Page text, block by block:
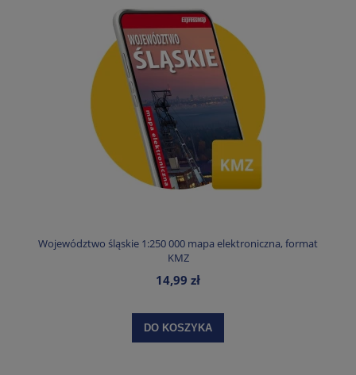
Województwo śląskie 1:250 000 mapa elektroniczna, format
KMZ
14,99 zł
DO KOSZYKA